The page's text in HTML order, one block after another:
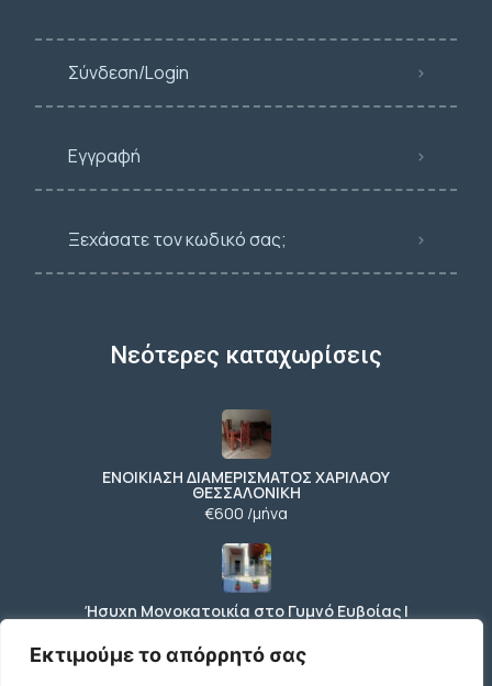
Εκτιμούμε το απόρρητό σας
Σύνδεση/Login
Εγγραφή
Ξεχάσατε τον κωδικό σας;
Νεότερες καταχωρίσεις
ΕΝΟΙΚΙΑΣΗ ΔΙΑΜΕΡΙΣΜΑΤΟΣ ΧΑΡΙΛΑΟΥ
ΘΕΣΣΑΛΟΝΙΚΗ
€600 /μήνα
Ήσυχη Μονοκατοικία στο Γυμνό Ευβοίας |
€52 /μήνα